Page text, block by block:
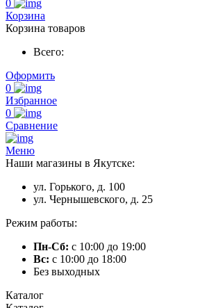
0
Корзина
Корзина товаров
Всего:
Оформить
0
Избранное
0
Сравнение
Меню
Наши магазины в Якутске:
ул. Горького, д. 100
ул. Чернышевского, д. 25
Режим работы:
Пн-Сб: с 10:00 до 19:00
Вс: с 10:00 до 18:00
Без выходных
Каталог